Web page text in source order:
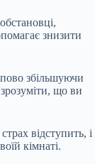
знизити
збільшуючи
що ви
відступить, і
кімнаті.